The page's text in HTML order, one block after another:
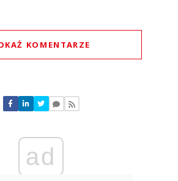
KOMENTARZE
Nie znaleziono komentarzy
swoje komentarze
Anuluj
ad